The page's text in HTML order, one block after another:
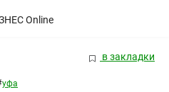
в закладки
уфа